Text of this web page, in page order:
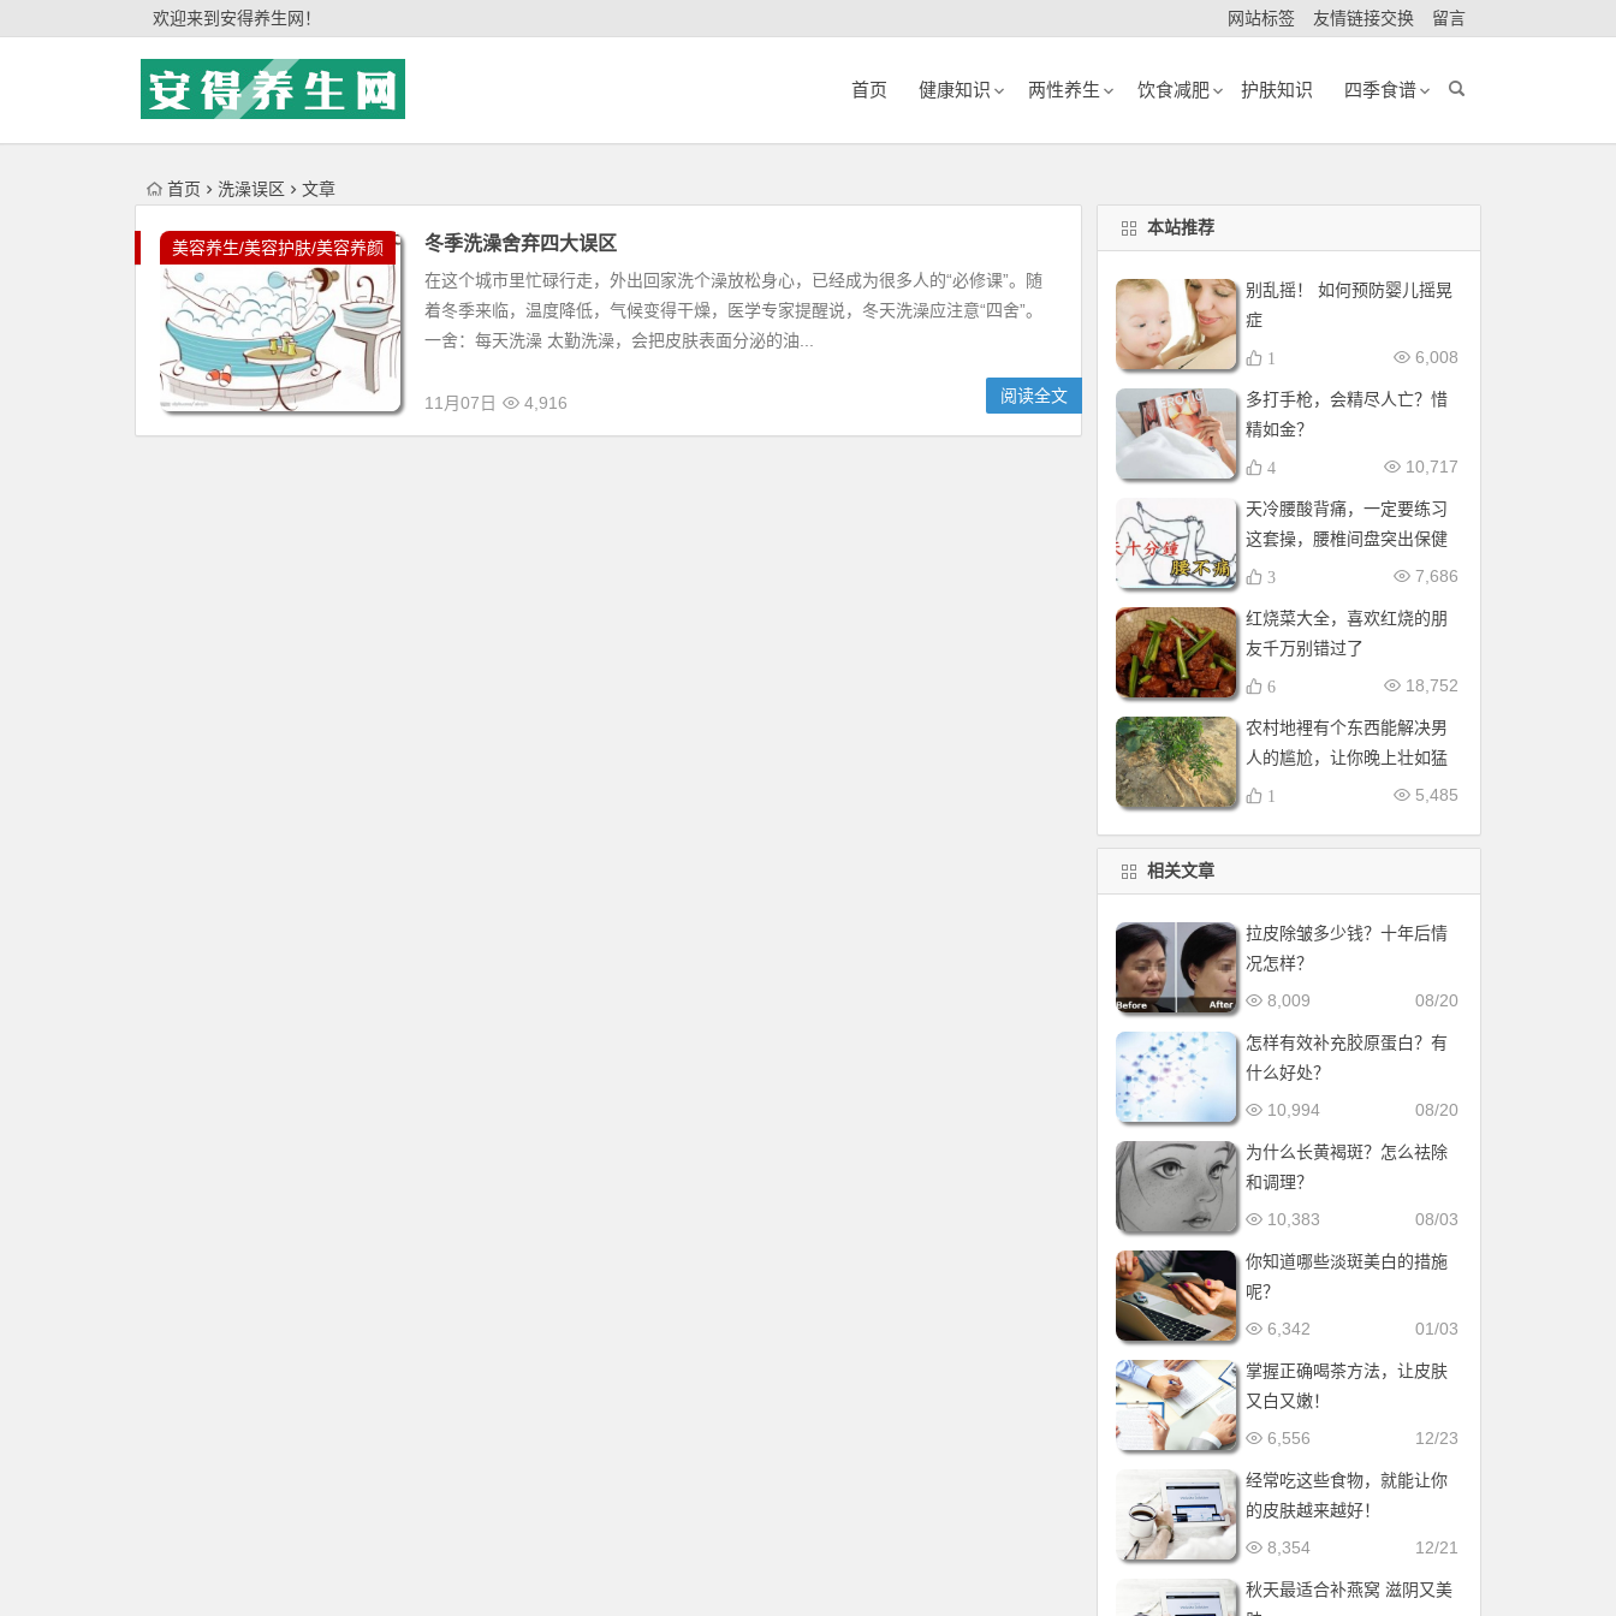
欢迎来到安得养生网！ 网站标签 友情链接交换 留言
首页 健康知识 两性养生 饮食减肥 护肤知识 四季食谱
首页 洗澡误区 文章
美容养生/美容护肤/美容养颜 冬季洗澡舍弃四大误区
在这个城市里忙碌行走，外出回家洗个澡放松身心，已经成为很多人的“必修课”。随
着冬季来临，温度降低，气候变得干燥，医学专家提醒说，冬天洗澡应注意“四舍”。
一舍：每天洗澡 太勤洗澡，会把皮肤表面分泌的油...
11月07日 4,916 阅读全文
本站推荐
别乱摇！ 如何预防婴儿摇晃
症
6,008
1
多打手枪，会精尽人亡？惜
精如金？
10,717
4
天冷腰酸背痛，一定要练习
这套操，腰椎间盘突出保健
操，全套收好！每天十分钟
7,686
3
红烧菜大全，喜欢红烧的朋
友千万别错过了
18,752
6
农村地裡有个东西能解决男
人的尴尬，让你晚上壮如猛
牛床受不了
5,485
1
相关文章
拉皮除皱多少钱？十年后情
况怎样？
08/20
8,009
怎样有效补充胶原蛋白？有
什么好处？
08/20
10,994
为什么长黄褐斑？怎么祛除
和调理？
08/03
10,383
你知道哪些淡斑美白的措施
呢？
01/03
6,342
掌握正确喝茶方法，让皮肤
又白又嫩！
12/23
6,556
经常吃这些食物，就能让你
的皮肤越来越好！
12/21
8,354
秋天最适合补燕窝 滋阴又美